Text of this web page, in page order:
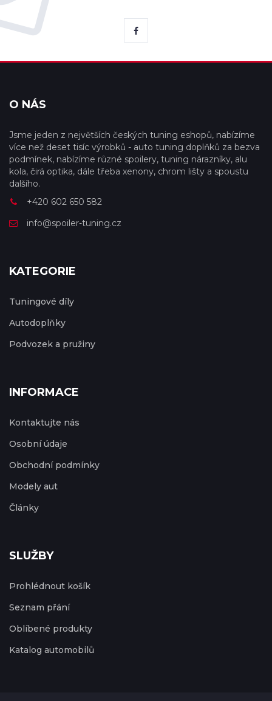
O NÁS
Jsme jeden z největších českých tuning eshopů, nabízíme
více než deset tisíc výrobků - auto tuning doplňků za bezva
podmínek, nabízíme různé spoilery, tuning nárazníky, alu
kola, čirá optika, dále třeba xenony, chrom lišty a spoustu
dalšího.
+420 602 650 582
info@spoiler-tuning.cz
KATEGORIE
Tuningové díly
Autodoplňky
Podvozek a pružiny
INFORMACE
Kontaktujte nás
Osobní údaje
Obchodní podmínky
Modely aut
Články
SLUŽBY
Prohlédnout košík
Seznam přání
Oblíbené produkty
Katalog automobilů